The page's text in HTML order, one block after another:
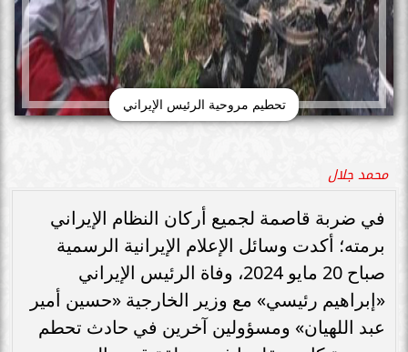
تحطيم مروحية الرئيس الإيراني
محمد جلال
في ضربة قاصمة لجميع أركان النظام الإيراني
برمته؛ أكدت وسائل الإعلام الإيرانية الرسمية
صباح 20 مايو 2024، وفاة الرئيس الإيراني
«إبراهيم رئيسي» مع وزير الخارجية «حسين أمير
عبد اللهيان» ومسؤولين آخرين في حادث تحطم